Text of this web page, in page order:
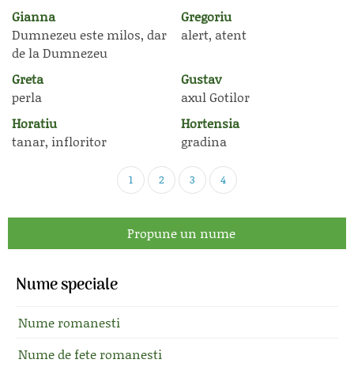
Gianna
Dumnezeu este milos, dar
de la Dumnezeu
Gregoriu
alert, atent
Greta
perla
Gustav
axul Gotilor
Horatiu
tanar, infloritor
Hortensia
gradina
1 2 3 4
Propune un nume
Nume speciale
Nume romanesti
Nume de fete romanesti